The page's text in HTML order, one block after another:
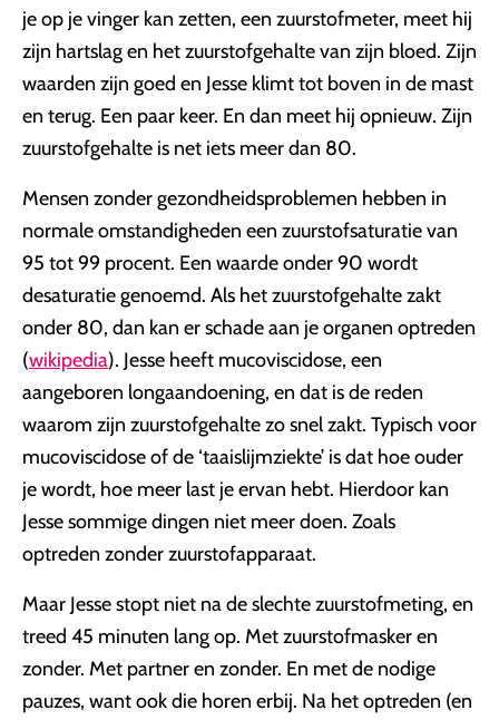
je op je vinger kan zetten, een zuurstofmeter, meet hij
zijn hartslag en het zuurstofgehalte van zijn bloed. Zijn
waarden zijn goed en Jesse klimt tot boven in de mast
en terug. Een paar keer. En dan meet hij opnieuw. Zijn
zuurstofgehalte is net iets meer dan 80.
Mensen zonder gezondheidsproblemen hebben in
normale omstandigheden een zuurstofsaturatie van
95 tot 99 procent. Een waarde onder 90 wordt
desaturatie genoemd. Als het zuurstofgehalte zakt
onder 80, dan kan er schade aan je organen optreden
(wikipedia). Jesse heeft mucoviscidose, een
aangeboren longaandoening, en dat is de reden
waarom zijn zuurstofgehalte zo snel zakt. Typisch voor
mucoviscidose of de ‘taaislijmziekte’ is dat hoe ouder
je wordt, hoe meer last je ervan hebt. Hierdoor kan
Jesse sommige dingen niet meer doen. Zoals
optreden zonder zuurstofapparaat.
Maar Jesse stopt niet na de slechte zuurstofmeting, en
treed 45 minuten lang op. Met zuurstofmasker en
zonder. Met partner en zonder. En met de nodige
pauzes, want ook die horen erbij. Na het optreden (en